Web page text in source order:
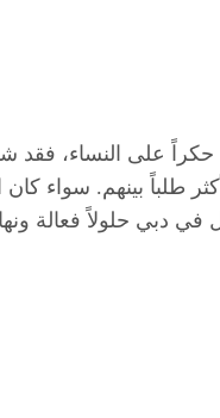
على النساء، فقد
طلباً بينهم.
في دبي حلولاً فعالة